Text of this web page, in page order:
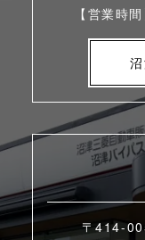
【営業時
〒414-